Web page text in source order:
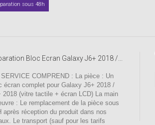
sous 48h
Bloc Ecran Galaxy J6+ 2018 /...
COMPREND : La pièce : Un
écran complet pour Galaxy J6+ 2018 /
2018 (vitre tactile + écran LCD) La main
: Le remplacement de la pièce sous
après réception du produit dans nos
Le transport (sauf pour les tarifs